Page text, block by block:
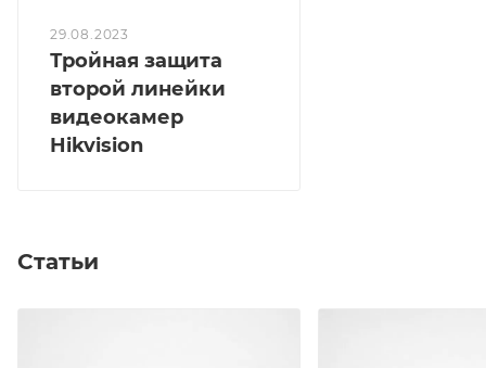
29.08.2023
Тройная защита
второй линейки
видеокамер
Hikvision
Статьи